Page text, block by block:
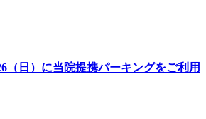
（日）に当院提携パーキングをご利用